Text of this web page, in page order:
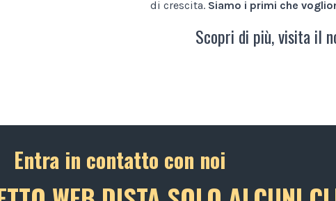
di crescita. Siamo i primi che
Scopri di più, visita il
Entra in contatto con noi